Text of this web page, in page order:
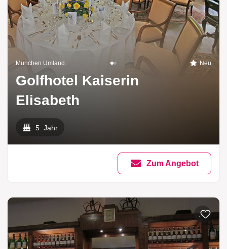
München Umland Neu
Golfhotel Kaiserin
Elisabeth
5. Jahr
Zum Angebot
Zur